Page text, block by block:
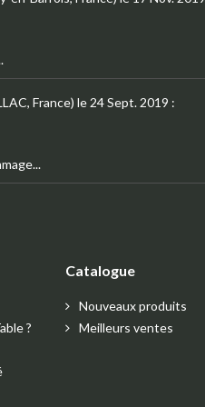
France) le 24 Sept. 2019 :
?
Catalogue
Nouveaux produits
Meilleurs ventes